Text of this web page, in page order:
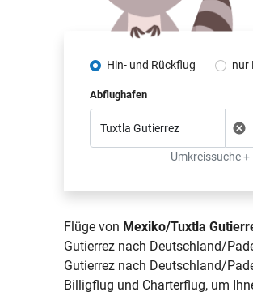
Hin- und Rückflug nur
Abflughafen
Umkreissuche +
Flüge von Mexiko/Tuxtla
Gutierrez nach Deutschland/
Gutierrez nach Deutschland/
Billigflug und Charterflug, um